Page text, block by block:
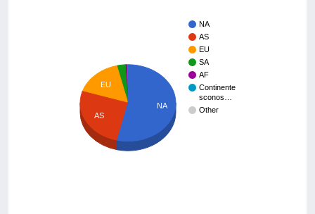
NA
AS
EU
SA
AF
Continente
sconos…
Other
EU
AS
NA